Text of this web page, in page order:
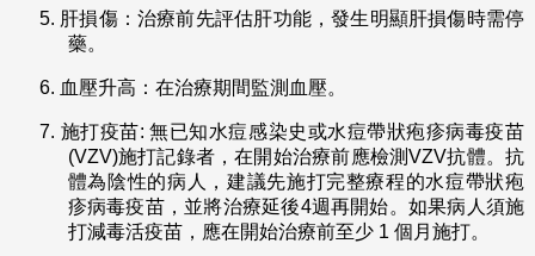
5. 肝損傷：治療前先評估肝功能，發生明顯肝損傷時需停
藥。
6. 血壓升高：在治療期間監測血壓。
7. 施打疫苗: 無已知水痘感染史或水痘帶狀疱疹病毒疫苗
(VZV)施打記錄者，在開始治療前應檢測VZV抗體。抗
體為陰性的病人，建議先施打完整療程的水痘帶狀疱
疹病毒疫苗，並將治療延後4週再開始。如果病人須施
打減毒活疫苗，應在開始治療前至少 1 個月施打。